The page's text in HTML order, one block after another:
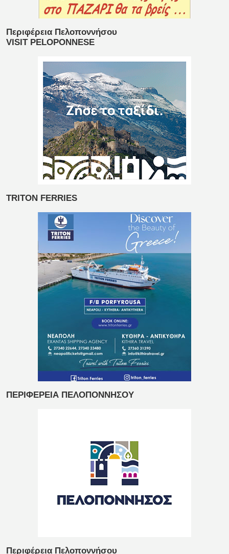
Περιφέρεια Πελοποννήσου
VISIT PELOPONNESE
TRITON FERRIES
ΠΕΡΙΦΕΡΕΙΑ ΠΕΛΟΠΟΝΝΗΣΟΥ
Περιφέρεια Πελοποννήσου